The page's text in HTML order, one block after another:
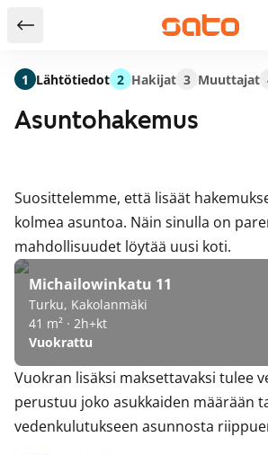
Takaisin hakutuloksiin
Asuntohakemus
Suosittelemme, että lisäät
kolmea asuntoa. Näin sinulla on
mahdollisuudet löytää uusi koti.
Michailowinkatu 11
Turku, Kakolanmäki
41 m² · 2h+kt
Vuokrattu
Vuokran lisäksi maksettavaksi tulee
perustuu joko asukkaiden määrään
vedenkulutukseen asunnosta
1 Lähtötiedot 2 Hakijat 3 Muuttajat